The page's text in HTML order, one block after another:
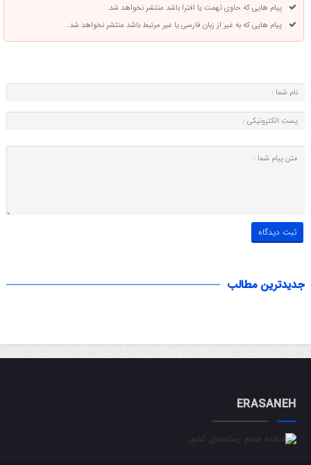
پیام هایی که حاوی تهمت یا افترا باشد منتشر نخواهد شد.
پیام هایی که به غیر از زبان فارسی یا غیر مرتبط باشد منتشر نخواهد شد.
جدیدترین مطالب
ERASANEH